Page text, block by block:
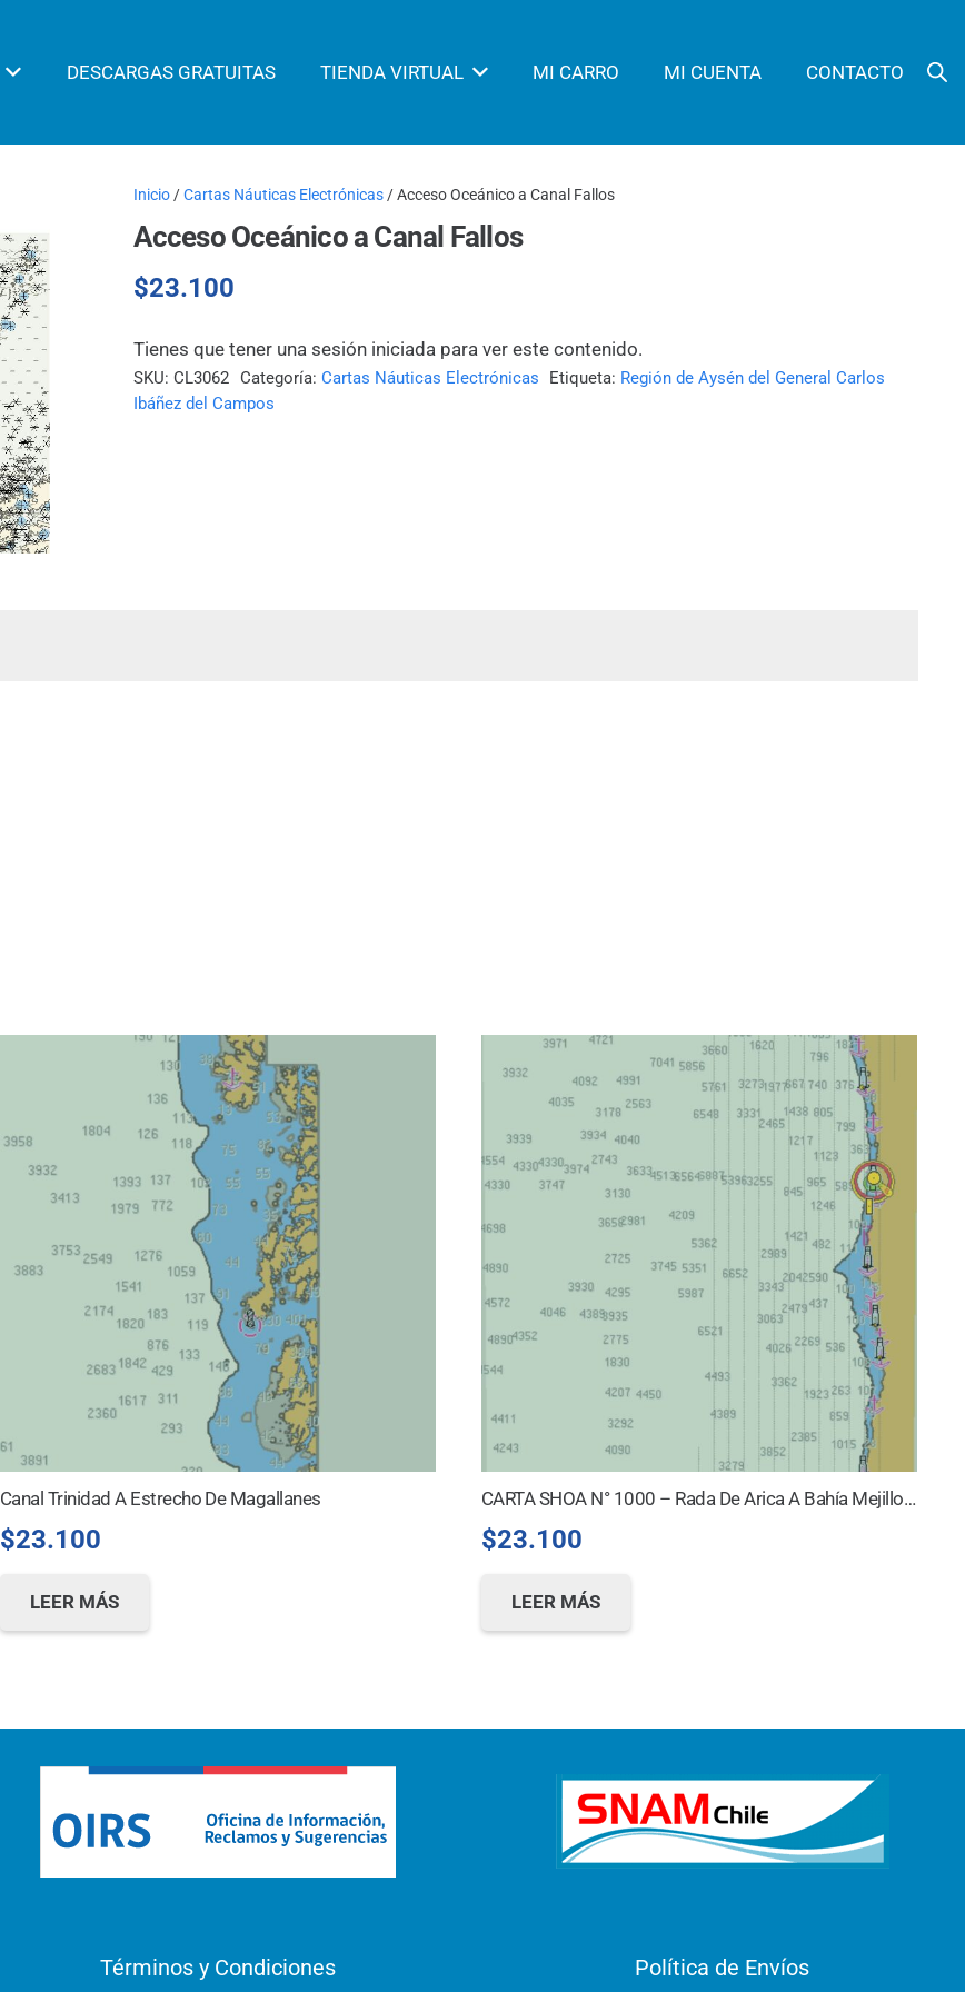
DESCARGAS GRATUITAS TIENDA VIRTUAL MI CARRO MI CUENTA CONTACTO
Inicio /Cartas Náuticas Electrónicas / Acceso Oceánico a Canal Fallos
Acceso Oceánico a Canal Fallos
$23.100
Tienes que tener una sesión iniciada para ver este contenido.
SKU:CL3062 Categoría: Cartas Náuticas Electrónicas Etiqueta: Región de Aysén del General Carlos
Ibáñez del Campos
Canal Trinidad A Estrecho De Magallanes
$23.100
LEER MÁS
CARTA SHOA N° 1000 – Rada De Arica A Bahía Mejillones Del Sur *
$23.100
LEER MÁS
Términos y Condiciones Política de Envíos